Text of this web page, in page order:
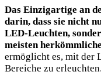
Das ‌Einzigartige an
darin, ⁤dass sie nicht
LED-Leuchten,
meisten⁢
ermöglicht es, mit der
Bereiche zu erleuchten.